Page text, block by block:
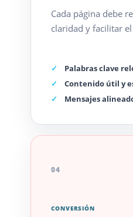
Cada página debe
claridad y facilitar
Palabras clave
Contenido útil y
Mensajes
04
CONVERSIÓN